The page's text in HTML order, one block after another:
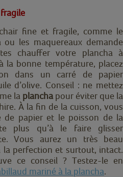
fine et fragile, comme le
ou les maquereaux demande
chauffer votre plancha à
la bonne température, placez
dans un carré de papier
d’olive. Conseil : ne mettez
la plancha pour éviter que la
À la fin de la cuisson, vous
de papier et le poisson de la
plus qu’à le faire glisser
Vous aurez un très beau
la perfection et surtout, intact.
ce conseil ? Testez-le en
mariné à la plancha.